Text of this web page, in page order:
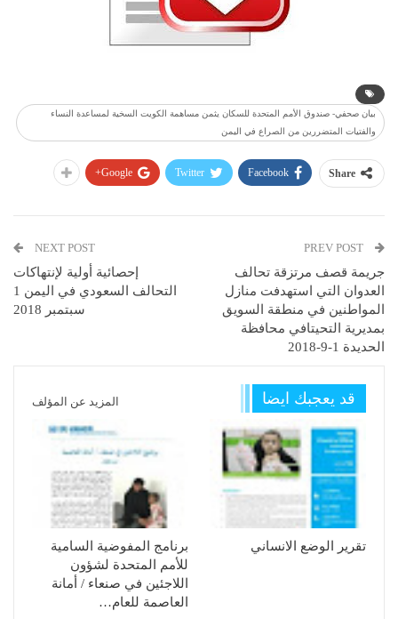
بيان صحفي- صندوق الأمم المتحدة للسكان يثمن مساهمة الكويت السخية لمساعدة النساء
والفتيات المتضررين من الصراع في اليمن
Share
Facebook
Twitter
Google+
جريمة قصف مرتزقة تحالف
العدوان التي استهدفت منازل
المواطنين في منطقة السويق
بمديرية التحيتافي محافظة
الحديدة 1-9-2018
NEXT POST
إحصائية أولية لإنتهاكات
التحالف السعودي في اليمن 1
سبتمبر 2018
قد يعجبك ايضا المزيد عن المؤلف
تقرير الوضع الانساني
برنامج المفوضية السامية
للأمم المتحدة لشؤون
اللاجئين في صنعاء / أمانة
العاصمة للعام…